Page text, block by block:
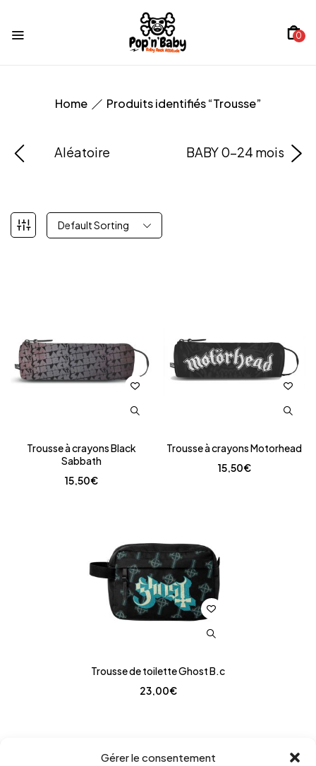
Gérer le consentement
0
Home Produits identifiés “Trousse”
Aléatoire BABY 0-24 mois
Default Sorting
Trousse à crayons Black
Sabbath
15,50€
Trousse à crayons Motorhead
15,50€
Trousse de toilette Ghost B.c
23,00€